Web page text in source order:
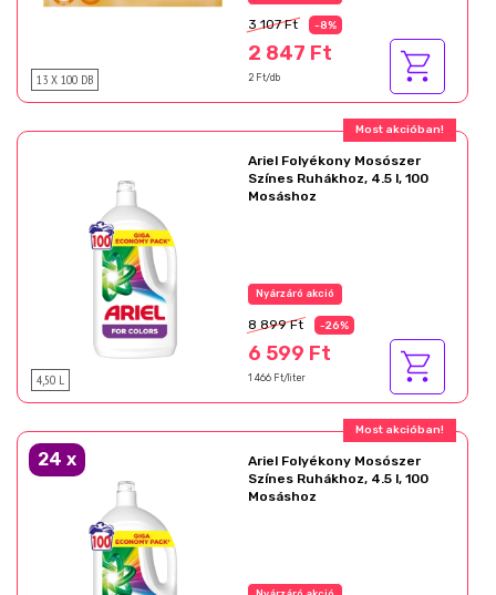
13 X 100 DB
3 107 Ft -8%
2 847 Ft
2 Ft/db
Most akcióban!
4,50 L
Ariel Folyékony Mosószer
Színes Ruhákhoz, 4.5 l, 100
Mosáshoz
Nyárzáró akció
8 899 Ft -26%
6 599 Ft
1 466 Ft/liter
Most akcióban!
24 x
Ariel Folyékony Mosószer
Színes Ruhákhoz, 4.5 l, 100
Mosáshoz